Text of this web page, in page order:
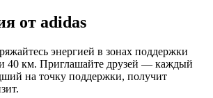
от adidas
энергией в зонах поддержки
40 км. Приглашайте друзей — каждый
на точку поддержки, получит